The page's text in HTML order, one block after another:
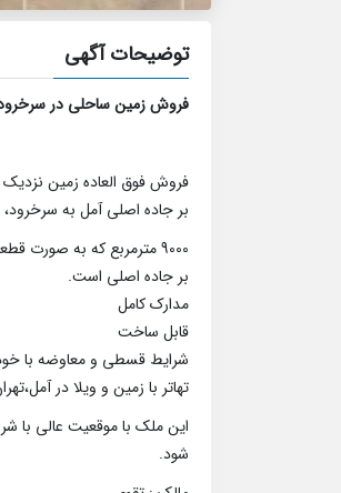
توضیحات آگهی
فروش زمین ساحلی در
فروش فوق العاده زمین
بر جاده اصلی آمل به
9000 مترمربع که به صورت قطعات کوچک تا قطعات بزرگ و یکسره به فروش می رسد.
بر جاده اصلی است.
مدارک کامل
قابل ساخت
شرایط قسطی و معاوضه با
تهاتر با زمین و ویلا در
این ملک با موقعیت عالی با
شود.